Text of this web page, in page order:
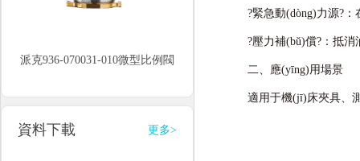
派克936-070031-010微型比例閥
資料下載 更多>
?緊急動(dòng)力源?：
?壓力補(bǔ)償?：抵消
二、應(yīng)用場景
適用于機(jī)床夾具